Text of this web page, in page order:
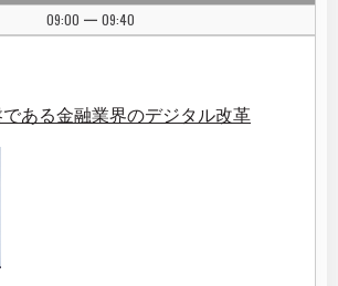
09:00
| 09:40
ある金融業界のデジタル改革